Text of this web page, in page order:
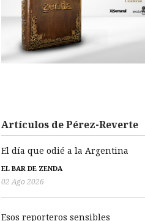
Artículos de Pérez-Reverte
El día que odié a la Argentina
EL BAR DE ZENDA
02 Ago 2026
Esos reporteros sensibles